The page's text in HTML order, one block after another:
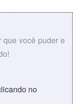
que você puder e
no